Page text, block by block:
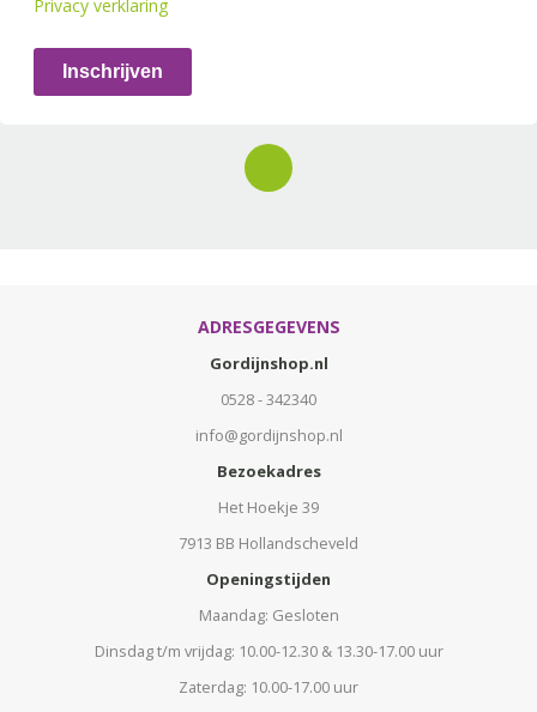
Privacy verklaring
Inschrijven
ADRESGEGEVENS
Gordijnshop.nl
0528 - 342340
info@gordijnshop.nl
Bezoekadres
Het Hoekje 39
7913 BB Hollandscheveld
Openingstijden
Maandag: Gesloten
Dinsdag t/m vrijdag: 10.00-12.30 & 13.30-17.00 uur
Zaterdag: 10.00-17.00 uur